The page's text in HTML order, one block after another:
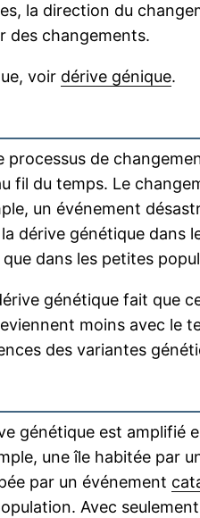
la direction du
des changements.
voir dérive génique.
processus de
fil du temps. Le
un événement
dérive génétique dans
dans les petites
génétique fait que
moins avec le
des variantes
génétique est amplifié
une île habitée par
par un événement
Avec